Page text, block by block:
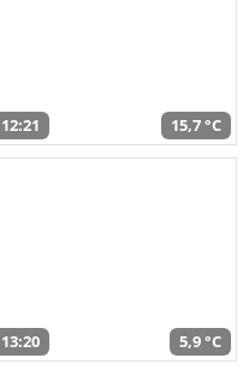
12:21 15,7 °C
13:20 5,9 °C